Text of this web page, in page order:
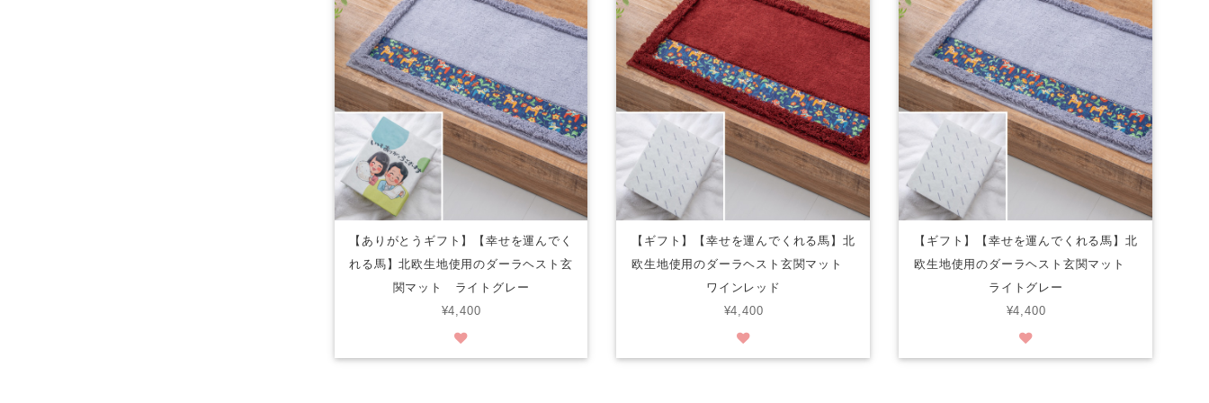
【ありがとうギフト】【幸せを運んでく
れる馬】北欧生地使用のダーラヘスト玄
関マット ライトグレー
¥4,400
【ギフト】【幸せを運んでくれる馬】北
欧生地使用のダーラヘスト玄関マット
ワインレッド
¥4,400
【ギフト】【幸せを運んでくれる馬】北
欧生地使用のダーラヘスト玄関マット
ライトグレー
¥4,400